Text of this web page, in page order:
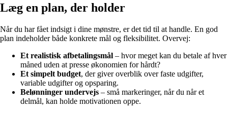
Læg en plan, der holder
Når du har fået indsigt i dine mønstre, er det tid til at handle. En god
plan indeholder både konkrete mål og fleksibilitet. Overvej:
Et realistisk afbetalingsmål – hvor meget kan du betale af hver
måned uden at presse økonomien for hårdt?
Et simpelt budget, der giver overblik over faste udgifter,
variable udgifter og opsparing.
Belønninger undervejs – små markeringer, når du når et
delmål, kan holde motivationen oppe.